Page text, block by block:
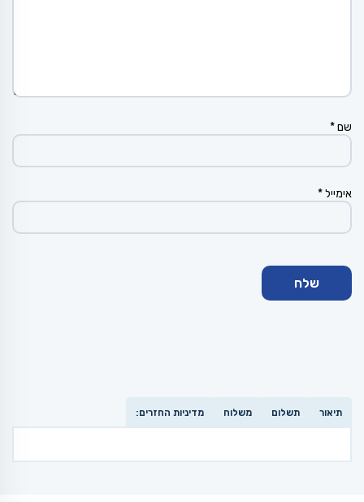
שם*
אימייל*
תיאור תשלום משלוח מדיניות החזרים: